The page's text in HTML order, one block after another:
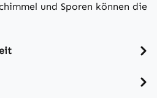
und Sporen können die